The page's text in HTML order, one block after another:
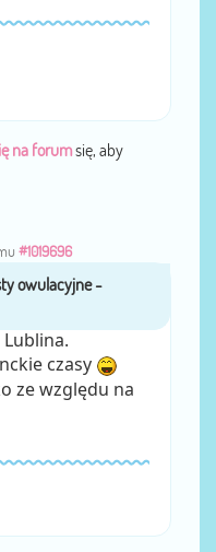
na forumsię, aby
#1019696
czasy
ze względu na